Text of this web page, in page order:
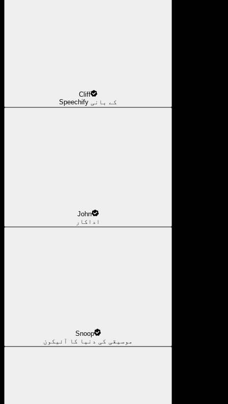
Cliff
Speechify کے بانی
John
اداکار
Snoop
موسیقی کی دنیا کا آئیکون